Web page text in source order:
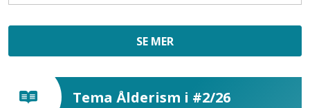
SE MER
Tema Ålderism i #2/26